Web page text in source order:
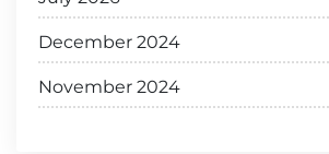
December 2024
November 2024